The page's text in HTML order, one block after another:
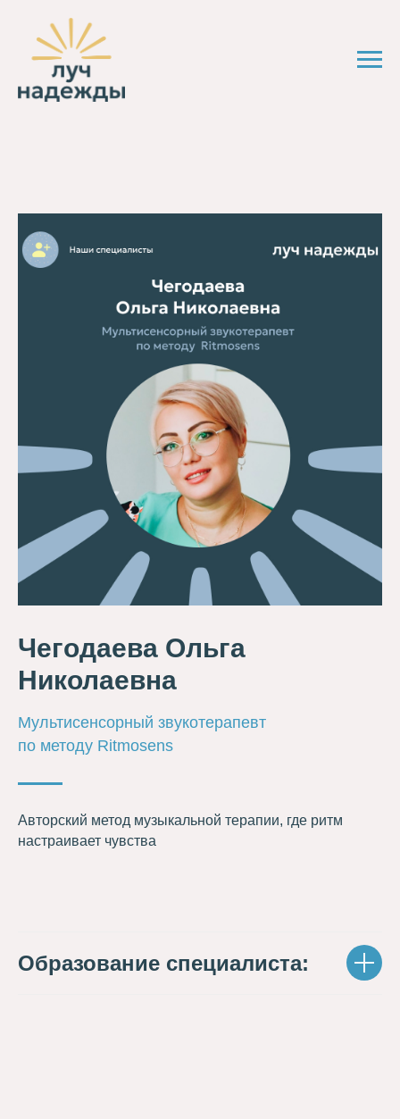
Чегодаева Ольга
Николаевна
Мультисенсорный звукотерапевт
по методу Ritmosens
Авторский метод музыкальной терапии, где ритм
настраивает чувства
Образование специалиста: